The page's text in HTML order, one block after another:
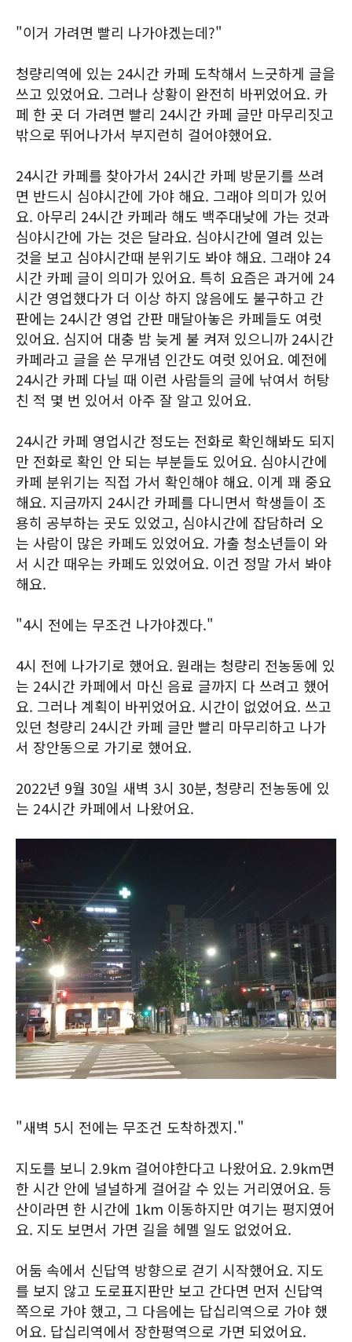
"이거 가려면 빨리 나가야겠는데?"
청량리역에 있는 24시간 카페 도착해서 느긋하게 글을
쓰고 있었어요. 그러나 상황이 완전히 바뀌었어요. 카
페 한 곳 더 가려면 빨리 24시간 카페 글만 마무리짓고
밖으로 뛰어나가서 부지런히 걸어야했어요.
24시간 카페를 찾아가서 24시간 카페 방문기를 쓰려
면 반드시 심야시간에 가야 해요. 그래야 의미가 있어
요. 아무리 24시간 카페라 해도 백주대낮에 가는 것과
심야시간에 가는 것은 달라요. 심야시간에 열려 있는
것을 보고 심야시간때 분위기도 봐야 해요. 그래야 24
시간 카페 글이 의미가 있어요. 특히 요즘은 과거에 24
시간 영업했다가 더 이상 하지 않음에도 불구하고 간
판에는 24시간 영업 간판 매달아놓은 카페들도 여럿
있어요. 심지어 대충 밤 늦게 불 켜져 있으니까 24시간
카페라고 글을 쓴 무개념 인간도 여럿 있어요. 예전에
24시간 카페 다닐 때 이런 사람들의 글에 낚여서 허탕
친 적 몇 번 있어서 아주 잘 알고 있어요.
24시간 카페 영업시간 정도는 전화로 확인해봐도 되지
만 전화로 확인 안 되는 부분들도 있어요. 심야시간에
카페 분위기는 직접 가서 확인해야 해요. 이게 꽤 중요
해요. 지금까지 24시간 카페를 다니면서 학생들이 조
용히 공부하는 곳도 있었고, 심야시간에 잡담하러 오
는 사람이 많은 카페도 있었어요. 가출 청소년들이 와
서 시간 때우는 카페도 있었어요. 이건 정말 가서 봐야
해요.
"4시 전에는 무조건 나가야겠다."
4시 전에 나가기로 했어요. 원래는 청량리 전농동에 있
는 24시간 카페에서 마신 음료 글까지 다 쓰려고 했어
요. 그러나 계획이 바뀌었어요. 시간이 없었어요. 쓰고
있던 청량리 24시간 카페 글만 빨리 마무리하고 나가
서 장안동으로 가기로 했어요.
2022년 9월 30일 새벽 3시 30분, 청량리 전농동에 있
는 24시간 카페에서 나왔어요.
"새벽 5시 전에는 무조건 도착하겠지."
지도를 보니 2.9km 걸어야한다고 나왔어요. 2.9km면
한 시간 안에 널널하게 걸어갈 수 있는 거리였어요. 등
산이라면 한 시간에 1km 이동하지만 여기는 평지였어
요. 지도 보면서 가면 길을 헤멜 일도 없었어요.
어둠 속에서 신답역 방향으로 걷기 시작했어요. 지도
를 보지 않고 도로표지판만 보고 간다면 먼저 신답역
쪽으로 가야 했고, 그 다음에는 답십리역으로 가야 했
어요. 답십리역에서 장한평역으로 가면 되었어요.